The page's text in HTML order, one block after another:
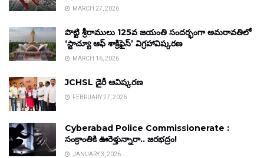
MARCH 27, 2026
పొట్టి శ్రీరాములు 125వ జయంతి సందర్భంగా అమరావతిలో
‘స్టాచ్యూ ఆఫ్ శాక్రిఫైస్’ విగ్రహావిష్కరణ
MARCH 16, 2026
JCHSL డైరీ ఆవిష్కరణ
FEBRUARY 27, 2026
Cyberabad Police Commissionerate :
సంక్రాంతికి ఊరెళ్తున్నారా.. జరభద్రం!
JANUARY 3, 2026